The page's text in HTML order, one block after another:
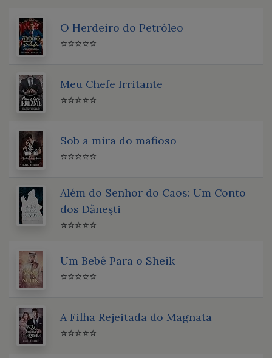
O Herdeiro do Petróleo
⭐⭐⭐⭐⭐
Meu Chefe Irritante
⭐⭐⭐⭐⭐
Sob a mira do mafioso
⭐⭐⭐⭐⭐
Além do Senhor do Caos: Um Conto
dos Dăneşti
⭐⭐⭐⭐⭐
Um Bebê Para o Sheik
⭐⭐⭐⭐⭐
A Filha Rejeitada do Magnata
⭐⭐⭐⭐⭐